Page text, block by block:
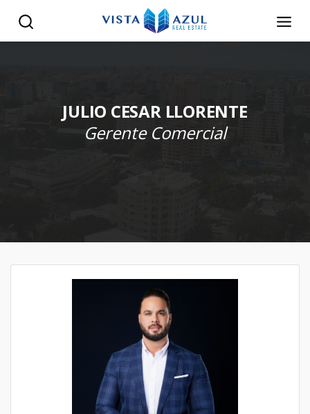
JULIO CESAR LLORENTE
Gerente Comercial